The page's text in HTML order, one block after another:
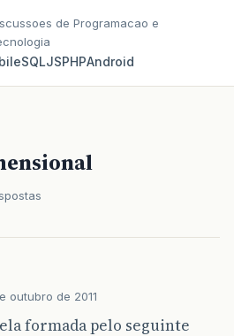
de Programacao e
SQLJSPHPAndroid
outubro de 2011
formada pelo seguinte